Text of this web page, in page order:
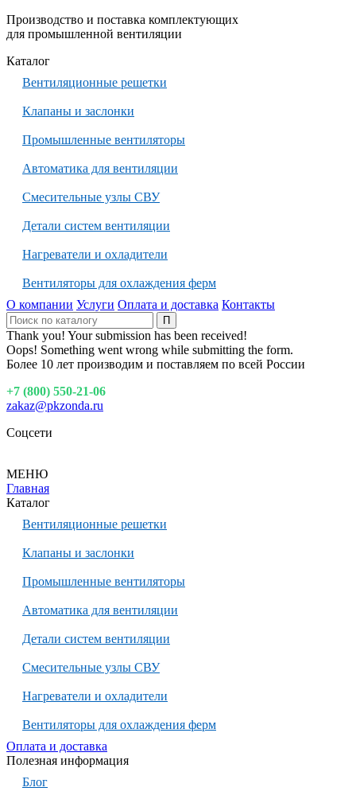
Производство и поставка комплектующих
для промышленной вентиляции
Каталог
Вентиляционные решетки
Клапаны и заслонки
Промышленные вентиляторы
Автоматика для вентиляции
Смесительные узлы СВУ
Детали систем вентиляции
Нагреватели и охладители
Вентиляторы для охлаждения ферм
О компании Услуги Оплата и доставка Контакты
Thank you! Your submission has been received!
Oops! Something went wrong while submitting the form.
Более 10 лет производим и поставляем по всей России
+7 (800) 550-21-06
zakaz@pkzonda.ru
Соцсети
МЕНЮ
Главная
Каталог
Вентиляционные решетки
Клапаны и заслонки
Промышленные вентиляторы
Автоматика для вентиляции
Детали систем вентиляции
Смесительные узлы СВУ
Нагреватели и охладители
Вентиляторы для охлаждения ферм
Оплата и доставка
Полезная информация
Блог